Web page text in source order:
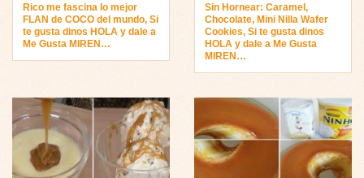
Rico me fascina lo mejor
FLAN de COCO del mundo, Si
te gusta dinos HOLA y dale a
Me Gusta MIREN…
Sin Hornear: Caramel,
Chocolate, Mini Nilla Wafer
Cookies, Si te gusta dinos
HOLA y dale a Me Gusta
MIREN…